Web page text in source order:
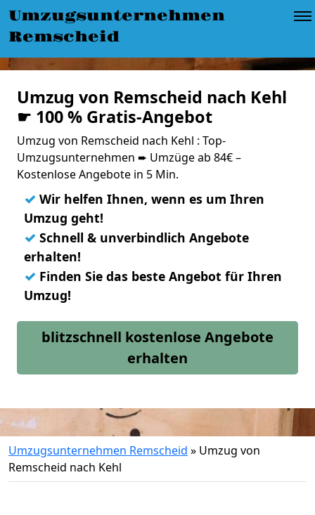
Umzugsunternehmen
Remscheid
Umzug von Remscheid nach Kehl
☛ 100 % Gratis-Angebot
Umzug von Remscheid nach Kehl : Top-
Umzugsunternehmen ➨ Umzüge ab 84€ –
Kostenlose Angebote in 5 Min.
✓ Wir helfen Ihnen, wenn es um Ihren
Umzug geht!
✓ Schnell & unverbindlich Angebote
erhalten!
✓ Finden Sie das beste Angebot für Ihren
Umzug!
blitzschnell kostenlose Angebote
erhalten
Umzugsunternehmen Remscheid » Umzug von
Remscheid nach Kehl